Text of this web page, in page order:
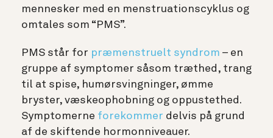
mennesker med en menstruationscyklus og
omtales som “PMS”.
PMS står for præmenstruelt syndrom – en
gruppe af symptomer såsom træthed, trang
til at spise, humørsvingninger, ømme
bryster, væskeophobning og oppustethed.
Symptomerne forekommer delvis på grund
af de skiftende hormonniveauer.